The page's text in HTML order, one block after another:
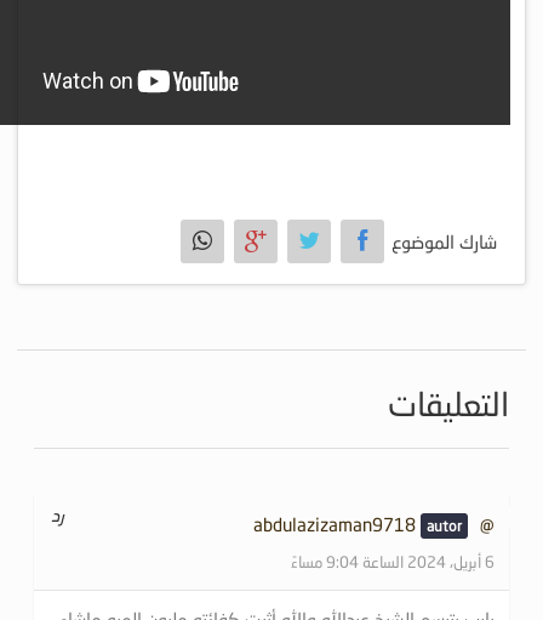
شارك الموضوع
التعليقات
@abdulazizaman9718
6 أبريل، 2024 الساعة 9:04 مساءً
رد